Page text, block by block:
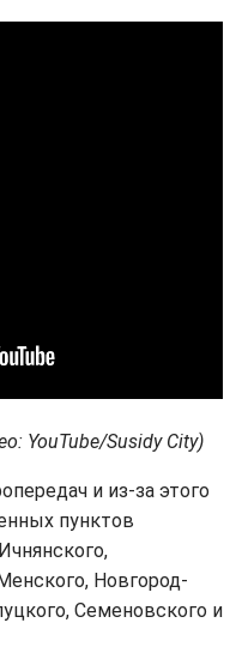
YouTube/Susidy City)
и из-за этого
пунктов
Новгород-
Семеновского и